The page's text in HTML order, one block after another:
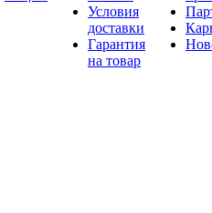
Условия
доставки
Гарантия
на товар